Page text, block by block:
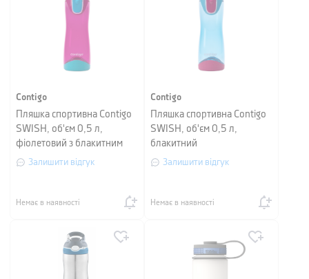
Contigo
Пляшка спортивна Contigo
SWISH, об'єм 0,5 л,
фіолетовий з блакитним
Залишити відгук
Немає в наявності
Contigo
Пляшка спортивна Contigo
SWISH, об'єм 0,5 л,
блакитний
Залишити відгук
Немає в наявності